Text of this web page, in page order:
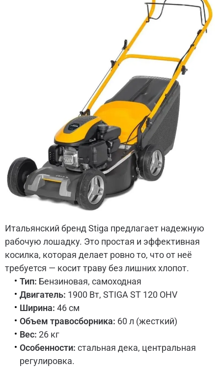
Итальянский бренд Stiga предлагает надежную
рабочую лошадку. Это простая и эффективная
косилка, которая делает ровно то, что от неё
требуется — косит траву без лишних хлопот.
Тип: Бензиновая, самоходная
Двигатель: 1900 Вт, STIGA ST 120 OHV
Ширина: 46 см
Объем травосборника: 60 л (жесткий)
Вес: 26 кг
Особенности: стальная дека, центральная
регулировка.